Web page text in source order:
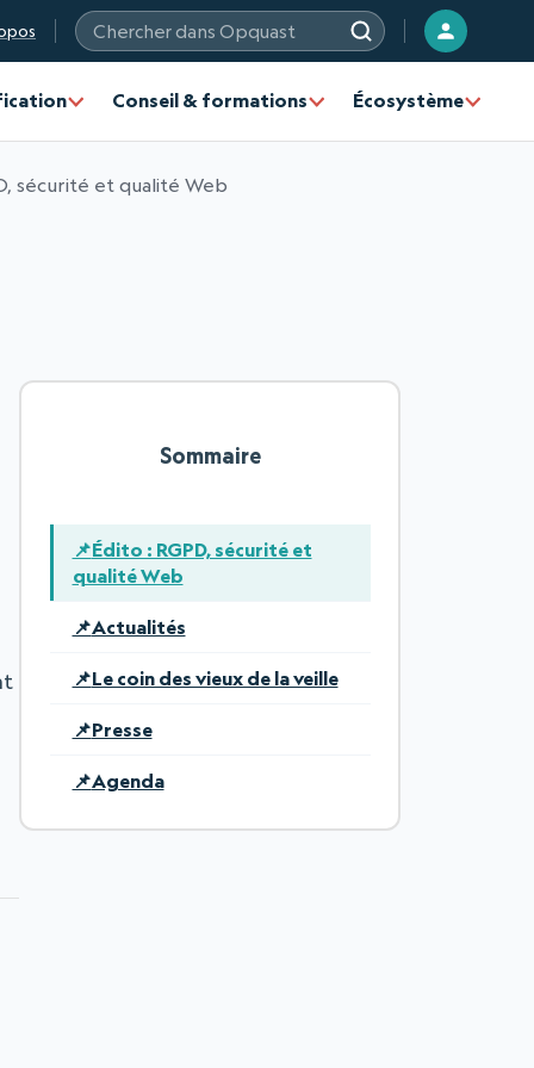
Chercher sur les sites Opquast
Conseil & formations Écosystème
sécurité et qualité Web
Sommaire
Édito : RGPD, sécurité et
qualité Web
Actualités
Le coin des vieux de la veille
Presse
Agenda